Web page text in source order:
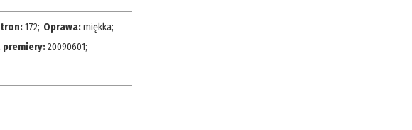
172; Oprawa:miękka;
premiery:20090601;